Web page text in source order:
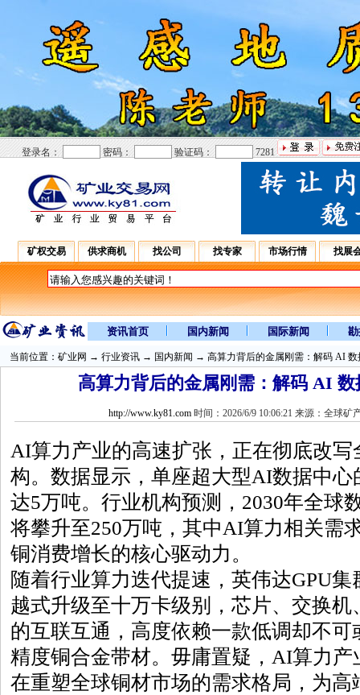
登录名： 密码： 验证码： 7281
矿权交易 供求商机 找公司 找专家 市场行情 找展
资讯首页 国内新闻 国际新闻
当前位置： 矿业网 → 行业资讯 → 国内新闻 → 高算力背后的金属刚需：解码 AI 数
高算力背后的金属刚需：解码 AI
http://www.ky81.com时间：2026/6/9 10:06:21 来源：全球矿
AI算力产业的高速扩张，正在彻底改
构。数据显示，单座超大型AI数据中
达5万吨。行业机构预测，2030年全球
将攀升至250万吨，其中AI算力相关需
铜消费增长的核心驱动力。
随着行业算力迭代提速，英伟达GPU
越式升级至十万卡级别，芯片、交换
的互联互通，高度依赖一款低调却不
精度铜合金带材。毋庸置疑，AI算力
在重塑全球铜材市场的需求格局，为